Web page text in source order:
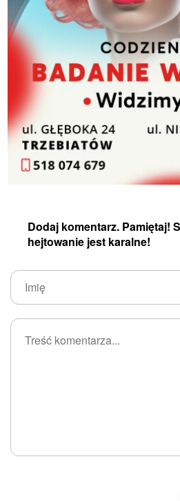
Dodaj komentarz. Pamiętaj!
hejtowanie jest karalne!